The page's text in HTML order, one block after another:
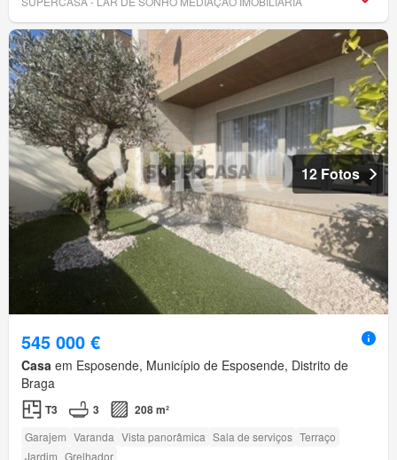
12 Fotos
545 000 €
Casa em Esposende, Município de Esposende, Distrito de
Braga
T3 3 208 m²
Garajem Varanda Vista panorâmica Sala de serviços Terraço
Jardim Grelhador